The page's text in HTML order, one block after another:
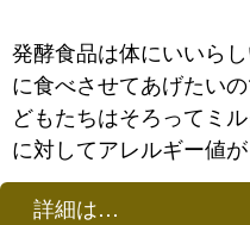
発酵食品は体にいいら
に食べさせてあげたい
どもたちはそろってミ
に対してアレルギー値
詳細は…